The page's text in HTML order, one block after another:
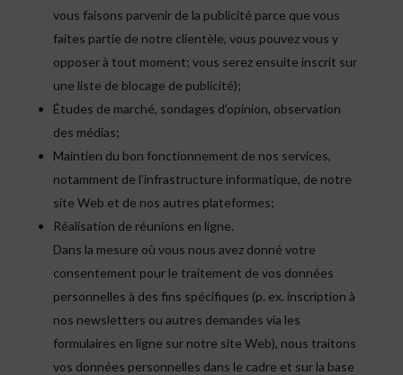
vous faisons parvenir de la publicité parce que vous
faites partie de notre clientèle, vous pouvez vous y
opposer à tout moment; vous serez ensuite inscrit sur
une liste de blocage de publicité);
Études de marché, sondages d’opinion, observation
des médias;
Maintien du bon fonctionnement de nos services,
notamment de l’infrastructure informatique, de notre
site Web et de nos autres plateformes;
Réalisation de réunions en ligne.
Dans la mesure où vous nous avez donné votre
consentement pour le traitement de vos données
personnelles à des fins spécifiques (p. ex. inscription à
nos newsletters ou autres demandes via les
formulaires en ligne sur notre site Web), nous traitons
vos données personnelles dans le cadre et sur la base